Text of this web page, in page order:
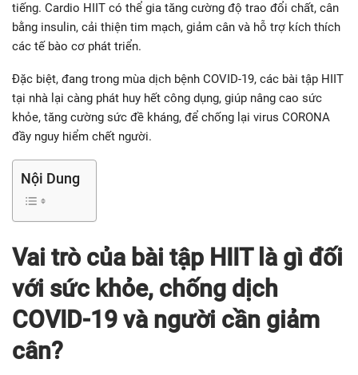
tiếng. Cardio HIIT có thể gia tăng cường độ trao đổi chất, cân
bằng insulin, cải thiện tim mạch, giảm cân và hỗ trợ kích thích
các tế bào cơ phát triển.
Đặc biệt, đang trong mùa dịch bệnh COVID-19, các bài tập HIIT
tại nhà lại càng phát huy hết công dụng, giúp nâng cao sức
khỏe, tăng cường sức đề kháng, để chống lại virus CORONA
đầy nguy hiểm chết người.
Nội Dung
Vai trò của bài tập HIIT là gì đối
với sức khỏe, chống dịch
COVID-19 và người cần giảm
cân?